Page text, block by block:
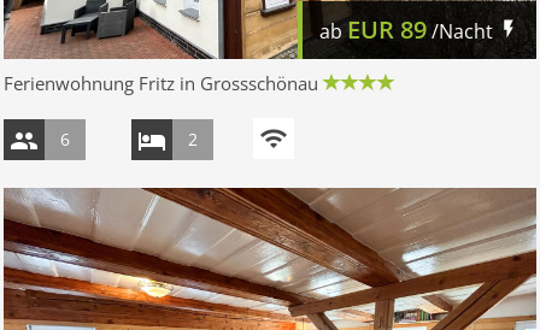
abEUR 89/Nacht
Ferienwohnung Fritz in Grossschönau
6 2